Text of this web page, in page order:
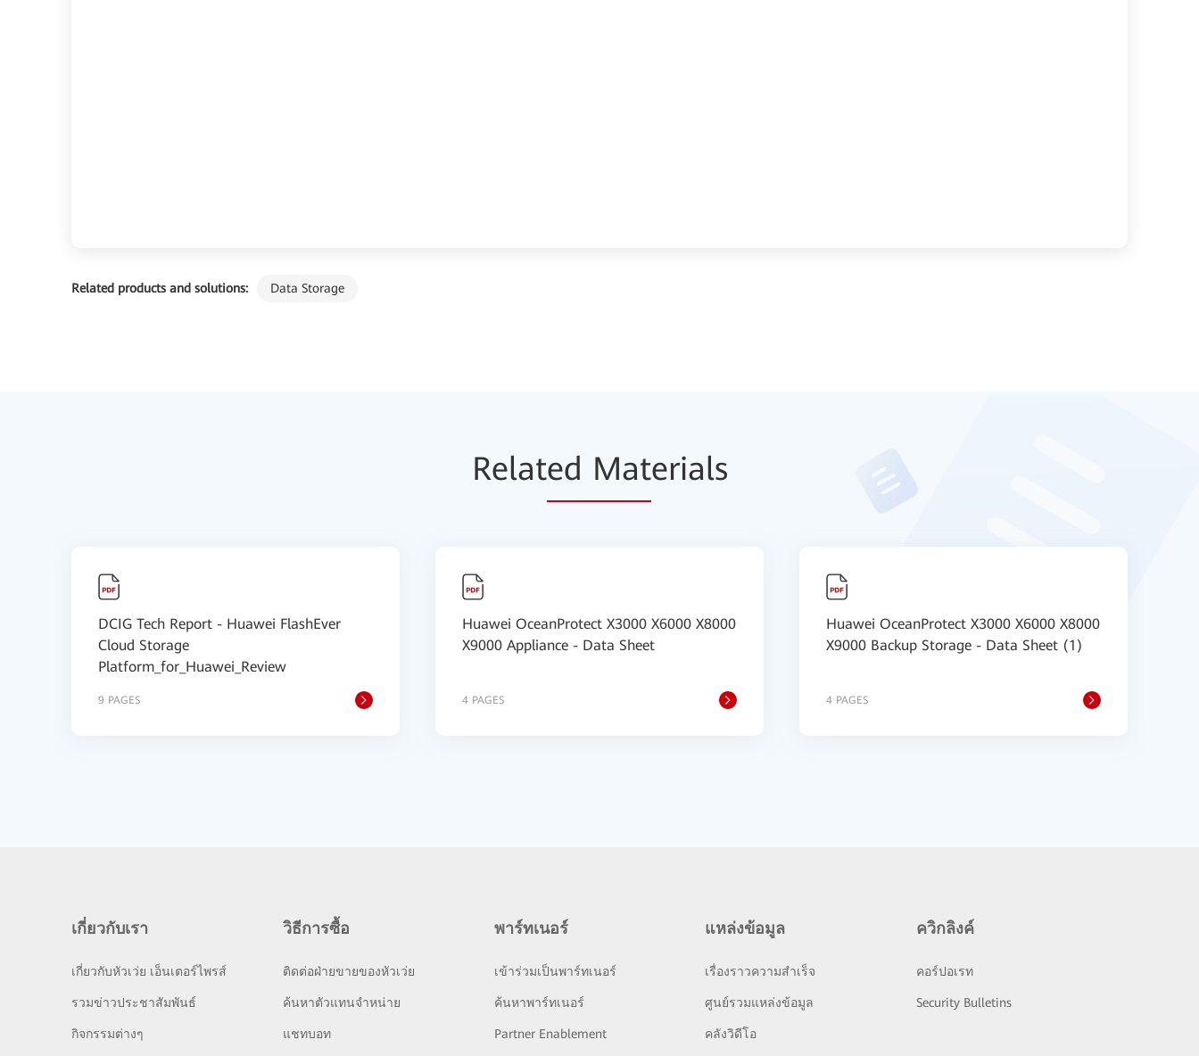
Related products and solutions: Data Storage
Related Materials
DCIG Tech Report - Huawei FlashEver
Cloud Storage
Platform_for_Huawei_Review
9 PAGES
Huawei OceanProtect X3000 X6000 X8000
X9000 Appliance - Data Sheet
4 PAGES
Huawei OceanProtect X3000 X6000 X8000
X9000 Backup Storage - Data Sheet (1)
4 PAGES
เกี่ยวกับเรา
เกี่ยวกับหัวเว่ย เอ็นเตอร์ไพรส์
รวมข่าวประชาสัมพันธ์
กิจกรรมต่างๆ
วิธีการซื้อ
ติดต่อฝ่ายขายของหัวเว่ย
ค้นหาตัวแทนจำหน่าย
แชทบอท
พาร์ทเนอร์
เข้าร่วมเป็นพาร์ทเนอร์
ค้นหาพาร์ทเนอร์
Partner Enablement
แหล่งข้อมูล
เรื่องราวความสำเร็จ
ศูนย์รวมแหล่งข้อมูล
คลังวิดีโอ
ควิกลิงค์
คอร์ปอเรท
Security Bulletins